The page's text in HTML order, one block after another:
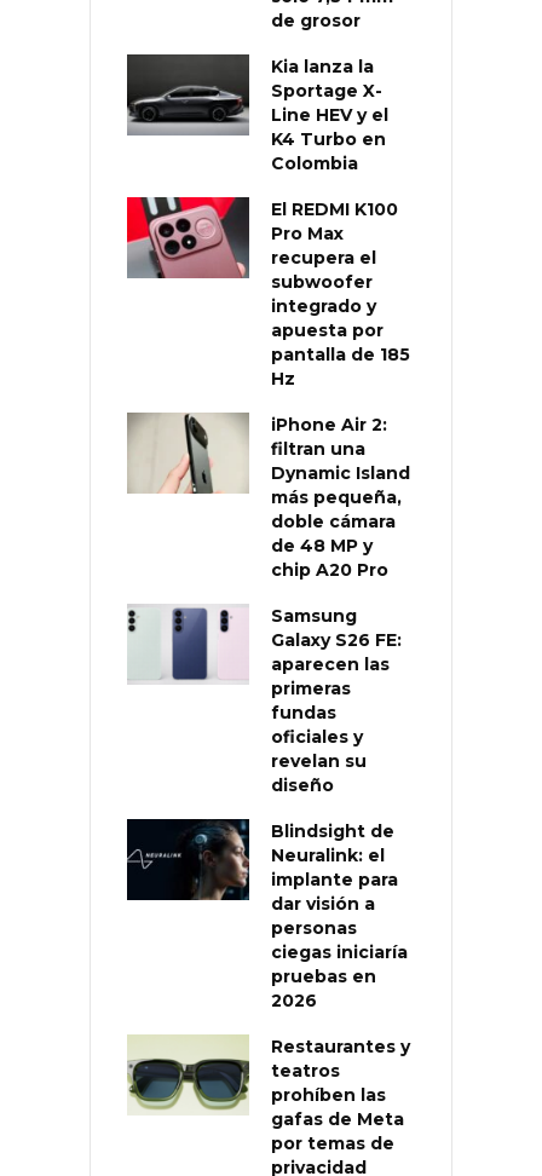
de grosor
Kia lanza la
Sportage X-
Line HEV y el
K4 Turbo en
Colombia
El REDMI K100
Pro Max
recupera el
subwoofer
integrado y
apuesta por
pantalla de 185
Hz
iPhone Air 2:
filtran una
Dynamic Island
más pequeña,
doble cámara
de 48 MP y
chip A20 Pro
Samsung
Galaxy S26 FE:
aparecen las
primeras
fundas
oficiales y
revelan su
diseño
Blindsight de
Neuralink: el
implante para
dar visión a
personas
ciegas iniciaría
pruebas en
2026
Restaurantes y
teatros
prohíben las
gafas de Meta
por temas de
privacidad